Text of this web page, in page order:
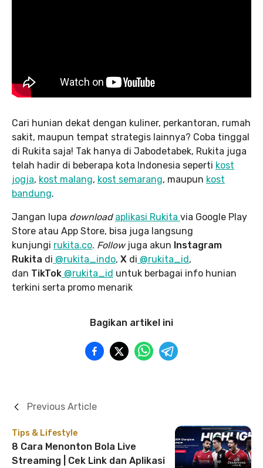
Cari hunian dekat dengan kuliner, perkantoran, rumah
sakit, maupun tempat strategis lainnya? Coba tinggal
di Rukita saja! Tak hanya di Jabodetabek, Rukita juga
telah hadir di beberapa kota Indonesia seperti kost
jogja, kost malang, kost semarang, maupun kost
bandung.
Jangan lupa download aplikasi Rukita via Google Play
Store atau App Store, bisa juga langsung
kunjungi rukita.co. Followjuga akun Instagram
Rukita di @rukita_indo, X di @rukita_id,
dan TikTok @rukita_id untuk berbagai info hunian
terkini serta promo menarik
Bagikan artikel ini
Tips & Lifestyle
8 Cara Menonton Bola Live
Streaming | Cek Link dan Aplikasi
Previous Article